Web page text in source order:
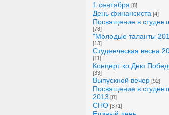
1 сентября [8]
День финансиста [4]
Посвящение в
[78]
"Молодые таланты
[13]
Студенческая весна
[11]
Концерт ко Дню
[33]
Выпускной вечер [92]
Посвящение в
2013 [8]
СНО [371]